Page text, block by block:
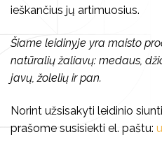
ieškančius jų artimuosius.
Šiame leidinyje yra maisto
natūralių žaliavų: medaus,
javų, žolelių ir pan.
Norint užsisakyti leidinio
prašome susisiekti el. paštu: